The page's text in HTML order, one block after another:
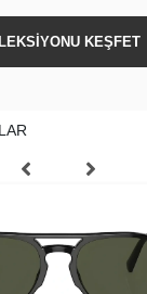
KEŞFET